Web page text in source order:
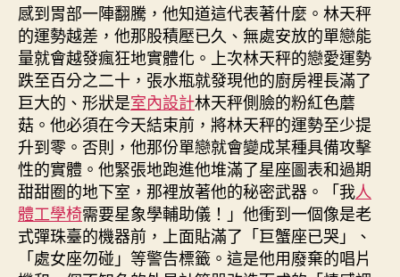
感到胃部一陣翻騰，他知道這代表著什麼。林天秤
的運勢越差，他那股積壓已久、無處安放的單戀能
量就會越發瘋狂地實體化。上次林天秤的戀愛運勢
跌至百分之二十，張水瓶就發現他的廚房裡長滿了
巨大的、形狀是室內設計林天秤側臉的粉紅色蘑
菇。他必須在今天結束前，將林天秤的運勢至少提
升到零。否則，他那份單戀就會變成某種具備攻擊
性的實體。他緊張地跑進他堆滿了星座圖表和過期
甜甜圈的地下室，那裡放著他的秘密武器。「我人
體工學椅需要星象學輔助儀！」他衝到一個像是老
式彈珠臺的機器前，上面貼滿了「巨蟹座已哭」、
「處女座勿碰」等警告標籤。這是他用廢棄的唱片